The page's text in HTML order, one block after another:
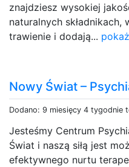
znajdziesz wysokiej
naturalnych
trawienie i dodają...
Nowy Świat –
Dodano: 9 miesięcy 4 tygodnie
Jesteśmy Centrum
Świat i naszą siłą jest
efektywnego nurtu